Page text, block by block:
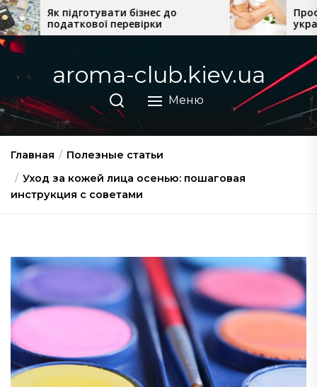
Перейти
к
содержимому
бізнес до
Професійна косметика
українського
домашнього догляду
aroma-club.kiev.ua
Меню
Главная
Полезные статьи
Уход за кожей лица осенью: пошаговая
инструкция с советами